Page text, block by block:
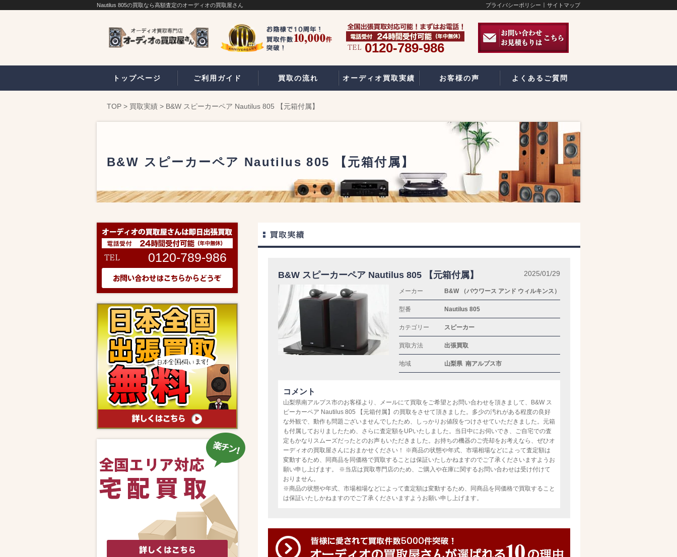
Nautilus 805の買取なら高額査定のオーディオの買取屋さん プライバシーポリシー サイトマップ
0120-789-986
トップページ ご利用ガイド 買取の流れ オーディオ買取実績 お客様の声 よくあるご質問
TOP > 買取実績 > B&W スピーカーペア Nautilus 805 【元箱付属】
B&W スピーカーペア Nautilus 805 【元箱付属】
B&W スピーカーペア Nautilus 805 【元箱付属】 2025/01/29
メーカー B&W （バウワース アンド ウィルキンス）
型番 Nautilus 805
カテゴリー スピーカー
買取方法 出張買取
地域 山梨県 南アルプス市
コメント
山梨県南アルプス市のお客様より、メールにて買取をご希望とお問い合わせを頂きまして、B&W ス
ピーカーペア Nautilus 805 【元箱付属】の買取をさせて頂きました。多少の汚れがある程度の良好
な外観で、動作も問題ございませんでしたため、しっかりお値段をつけさせていただきました。元箱
も付属しておりましたため、さらに査定額をUPいたしました。当日中にお伺いでき、ご自宅での査
定もかなりスムーズだったとのお声もいただきました。お持ちの機器のご売却をお考えなら、ぜひオ
ーディオの買取屋さんにおまかせください！ ※商品の状態や年式、市場相場などによって査定額は
変動するため、同商品を同価格で買取することは保証いたしかねますのでご了承くださいますようお
願い申し上げます。 ※当店は買取専門店のため、ご購入や在庫に関するお問い合わせは受け付けて
おりません。
※商品の状態や年式、市場相場などによって査定額は変動するため、同商品を同価格で買取すること
は保証いたしかねますのでご了承くださいますようお願い申し上げます。
0120-789-986